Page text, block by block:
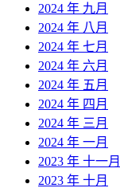
2024 年 九月
2024 年 八月
2024 年 七月
2024 年 六月
2024 年 五月
2024 年 四月
2024 年 三月
2024 年 一月
2023 年 十一月
2023 年 十月